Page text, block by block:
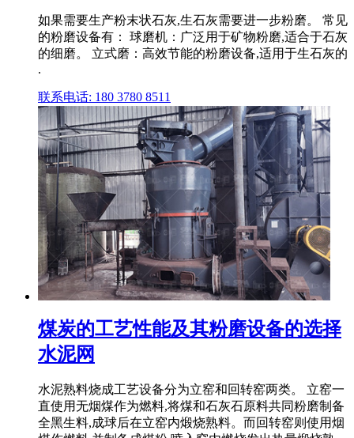
如果需要生产粉末状石灰,生石灰需要进一步粉磨。 常见
的粉磨设备有： 球磨机：广泛用于矿物粉磨,适合于石灰
的细磨。 立式磨：高效节能的粉磨设备,适用于生石灰的
.
联系电话: 180 3780 8511
煤炭的工艺性能及其粉磨设备的选择
水泥网
水泥熟料烧成工艺设备分为立窑和回转窑两类。 立窑一
直使用无烟煤作为燃料,将煤和石灰石原料共同粉磨制备
全黑生料,成球后在立窑内煅烧熟料。而回转窑则使用烟